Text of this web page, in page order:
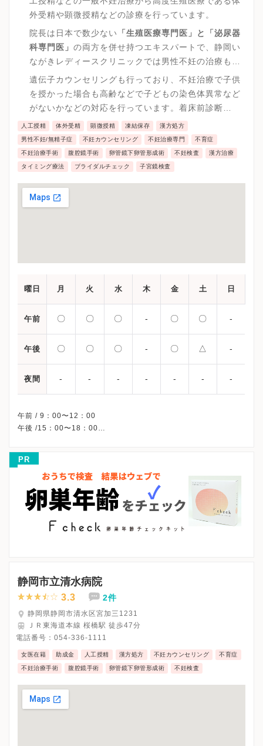
外受精や顕微授精などの診療を行っています。
院長は日本で数少ない
「生殖医療専門医」と「泌尿器
科専門医」 の両方を併せ持つエキスパートで、静岡い
ながきレディースクリニックでは男性不妊の治療も受
けることが可能です。
遺伝子カウンセリングも行っており、不妊治療で子供
を授かった場合も高齢などで子どもの染色体異常など
がないかなどの対応を行っています。着床前診断
（PGT）の対象別にPGT-A、PGT-SR、PGT-Mを検討
するうえで医療施設などの相談も可能です。
人工授精 体外受精 顕微授精 凍結保存 漢方処方
男性不妊/無精子症 不妊カウンセリング 不妊治療専門 不育症
不妊治療手術 腹腔鏡手術 卵管鏡下卵管形成術 不妊検査 漢方治療
タイミング療法 ブライダルチェック 子宮鏡検査
曜日 月 火 水 木 金 土 日
午前 〇 〇 〇 - 〇 〇 -
午後 〇 〇 〇 - 〇 △ -
夜間 - - - - - - -
午前 / 9：00〜12：00
午後 /15：00〜18：00
※木曜・日曜・祝日、休診
※詳細はクリニックHPを確認、または直接お問い合わせくださ
PR
静岡市立清水病院
3.3 2件
静岡県静岡市清水区宮加三1231
ＪＲ東海道本線 桜橋駅 徒歩47分
電話番号： 054-336-1111
女医在籍 助成金 人工授精 漢方処方 不妊カウンセリング 不育症
不妊治療手術 腹腔鏡手術 卵管鏡下卵管形成術 不妊検査